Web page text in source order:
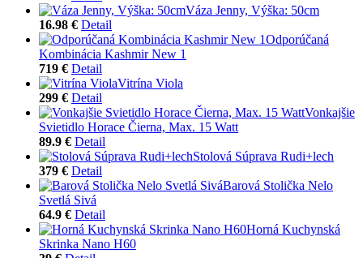
Váza Jenny, Výška: 50cm
16.98 € Detail
Odporúčaná
Kombinácia Kashmir New 1
719 € Detail
Vitrína Viola
299 € Detail
Vonkajšie
Svietidlo Horace Čierna, Max. 15 Watt
89.9 € Detail
Stolová Súprava Rudi+lech
379 € Detail
Barová Stolička Nelo
Svetlá Sivá
64.9 € Detail
Horná Kuchynská
Skrinka Nano H60